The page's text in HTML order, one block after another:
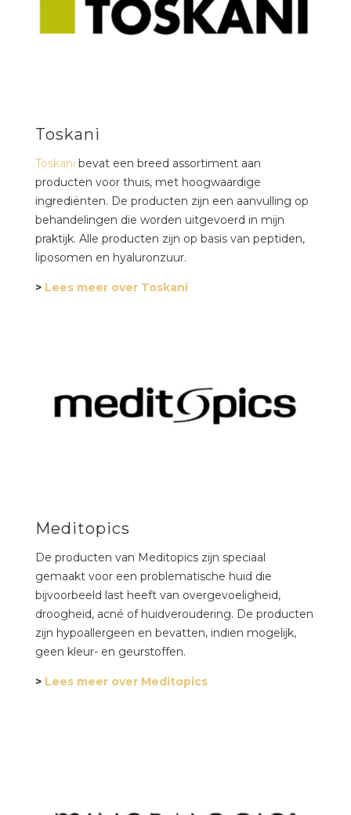
Toskani
Toskani bevat een breed assortiment aan
producten voor thuis, met hoogwaardige
ingrediënten. De producten zijn een aanvulling op
behandelingen die worden uitgevoerd in mijn
praktijk. Alle producten zijn op basis van peptiden,
liposomen en hyaluronzuur.
> Lees meer over Toskani
Meditopics
De producten van Meditopics zijn speciaal
gemaakt voor een problematische huid die
bijvoorbeeld last heeft van overgevoeligheid,
droogheid, acné of huidveroudering. De producten
zijn hypoallergeen en bevatten, indien mogelijk,
geen kleur- en geurstoffen.
> Lees meer over Meditopics